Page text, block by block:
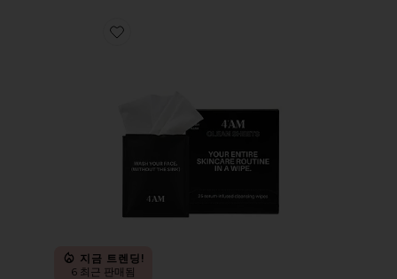
Favorite CLEAN SHEETS 페이스 클렌징티슈
지금 트렌딩!
6 최근 판매됨